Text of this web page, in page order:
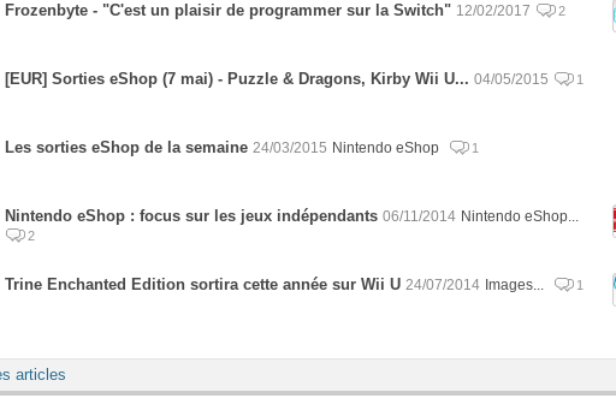
Frozenbyte - "C'est un plaisir de programmer sur la Switch" 12/02/2017 2
[EUR] Sorties eShop (7 mai) - Puzzle & Dragons, Kirby Wii U... 04/05/2015 1
Les sorties eShop de la semaine 24/03/2015 Nintendo eShop 1
Nintendo eShop : focus sur les jeux indépendants 06/11/2014 Nintendo eShop...
2
Trine Enchanted Edition sortira cette année sur Wii U 24/07/2014 Images... 1
articles